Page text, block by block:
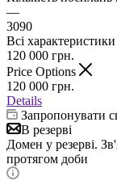
—
3090
Всі характеристики
120 000 грн.
Price Options
120 000 грн.
Details
Запропонувати
В резерві
Домен у резерві.
протягом доби